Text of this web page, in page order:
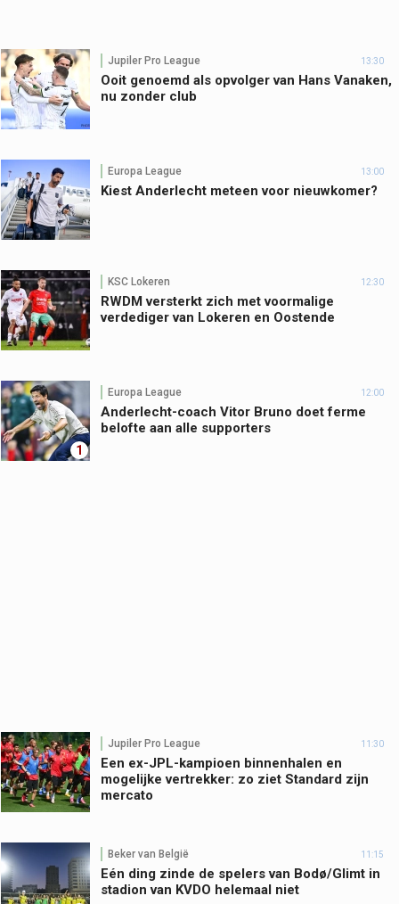
Jupiler Pro League 13:30
Ooit genoemd als opvolger van Hans Vanaken,
nu zonder club
Europa League 13:00
Kiest Anderlecht meteen voor nieuwkomer?
KSC Lokeren 12:30
RWDM versterkt zich met voormalige
verdediger van Lokeren en Oostende
1
Europa League 12:00
Anderlecht-coach Vitor Bruno doet ferme
belofte aan alle supporters
Jupiler Pro League 11:30
Een ex-JPL-kampioen binnenhalen en
mogelijke vertrekker: zo ziet Standard zijn
mercato
Beker van België 11:15
Eén ding zinde de spelers van Bodø/Glimt in
stadion van KVDO helemaal niet